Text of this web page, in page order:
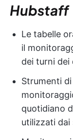
Hubstaff
Le tabelle
il
dei turni dei
Strumenti
quotidiano
utilizzati dai